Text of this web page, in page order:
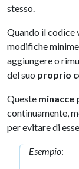
stesso.
Quando il codice
modifiche
aggiungere o
del suo proprio
Queste minacce
continuamente,
per evitare di
Esempio: